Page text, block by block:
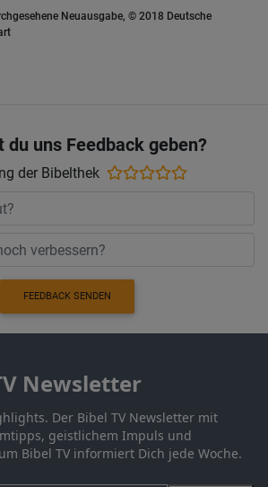
Neuausgabe, © 2018 Deutsche
du uns Feedback geben?
der Bibelthek
FEEDBACK SENDEN
Newsletter
Der Bibel TV Newsletter mit
geistlichem Impuls und
Bibel TV informiert Dich jede Woche.